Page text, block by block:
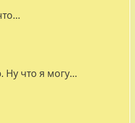
Ну что я могу…